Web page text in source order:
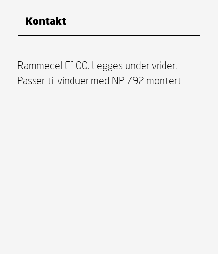
Kontakt
Rammedel E100. Legges under vrider.
Passer til vinduer med NP 792 montert.